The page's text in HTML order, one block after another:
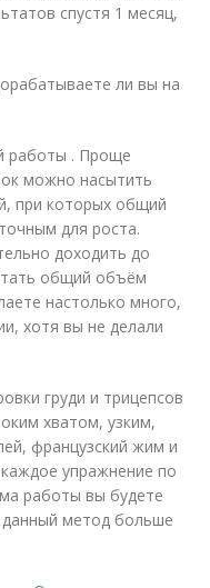
спустя 1 месяц,
ли вы на
работы . Проще
можно насытить
при которых общий
для роста.
доходить до
общий объём
настолько много,
хотя вы не делали
груди и трицепсов
хватом, узким,
французский жим и
упражнение по
работы вы будете
данный метод больше